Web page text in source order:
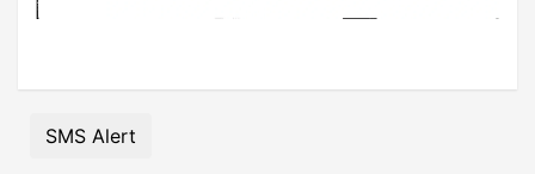
SMS Alert